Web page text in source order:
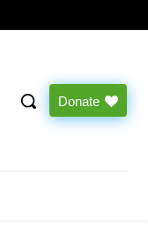
Donate